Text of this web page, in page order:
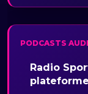
PODCASTS
Radio